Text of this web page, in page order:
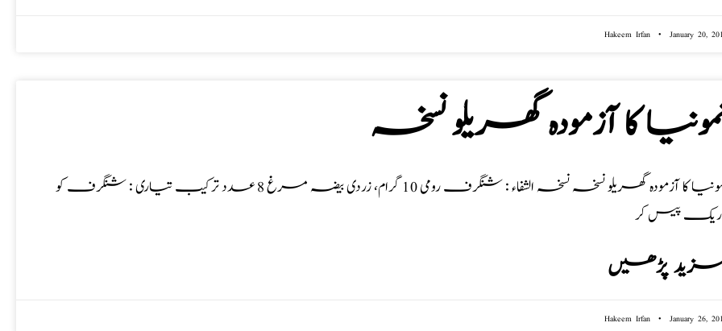
Hakeem Irfan January 20,
کا آزمودہ گھریلو نسخہ
نمونیا کا آزمودہ گھریلو نسخہ نسخہ الشفاء : شنگرف رومی 10 گرام، زردی بیضہ مرغ 8 عدد ترکیب تیاری : شنگرف کو
پیس کر
پڑھیں
Hakeem Irfan January 26,